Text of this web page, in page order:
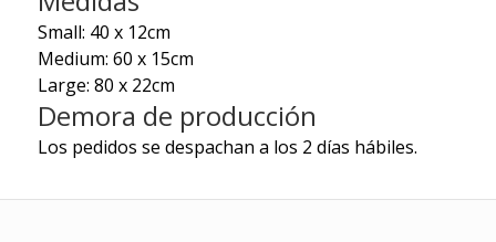
Small: 40 x 12cm
Medium: 60 x 15cm
Large: 80 x 22cm
Demora de producción
Los pedidos se despachan a los 2 días hábiles.